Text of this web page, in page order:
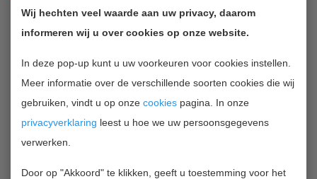
Wij hechten veel waarde aan uw privacy, daarom
informeren wij u over cookies op onze website.
In deze pop-up kunt u uw voorkeuren voor cookies instellen.
Meer informatie over de verschillende soorten cookies die wij
gebruiken, vindt u op onze cookies pagina. In onze
privacyverklaring leest u hoe we uw persoonsgegevens
verwerken.
Door op "Akkoord" te klikken, geeft u toestemming voor het
AFHAALCENTRA IN
TERUG NAAR OVERZICHT
Contactgegevens